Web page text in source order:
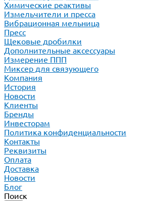
Химические реактивы
Измельчители и пресса
Вибрационная мельница
Пресс
Щековые дробилки
Дополнительные аксессуары
Измерение ППП
Миксер для связующего
Компания
История
Новости
Клиенты
Бренды
Инвесторам
Политика конфиденциальности
Контакты
Реквизиты
Оплата
Доставка
Новости
Блог
Поиск